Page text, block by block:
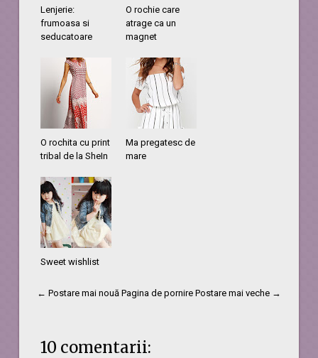
Lenjerie:
frumoasa si
seducatoare
O rochie care
atrage ca un
magnet
O rochita cu print
tribal de la SheIn
Ma pregatesc de
mare
Sweet wishlist
← Postare mai nouă Postare mai veche →
Pagina de pornire
10 comentarii: